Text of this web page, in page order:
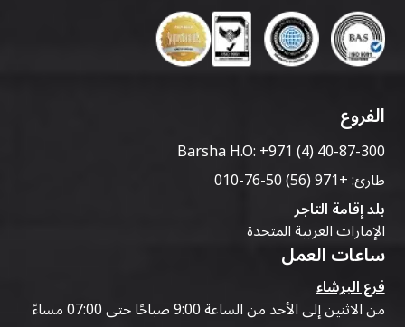
الفروع
Barsha H.O:+971 (4) 40-87-300
طارئ:+971 (56) 50-76-010
بلد إقامة التاجر
الإمارات العربية المتحدة
ساعات العمل
فرع البرشاء
من الاثنين إلى الأحد من الساعة 9:00 صباحًا حتى 07:00 مساءً